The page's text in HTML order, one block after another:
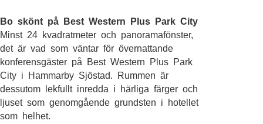
Bo skönt på Best Western Plus Park City
Minst 24 kvadratmeter och panoramafönster,
det är vad som väntar för övernattande
konferensgäster på Best Western Plus Park
City i Hammarby Sjöstad. Rummen är
dessutom lekfullt inredda i härliga färger och
ljuset som genomgående grundsten i hotellet
som helhet.